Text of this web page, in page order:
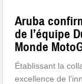
Aruba
de l’équipe
Monde
Établissant la
excellence de